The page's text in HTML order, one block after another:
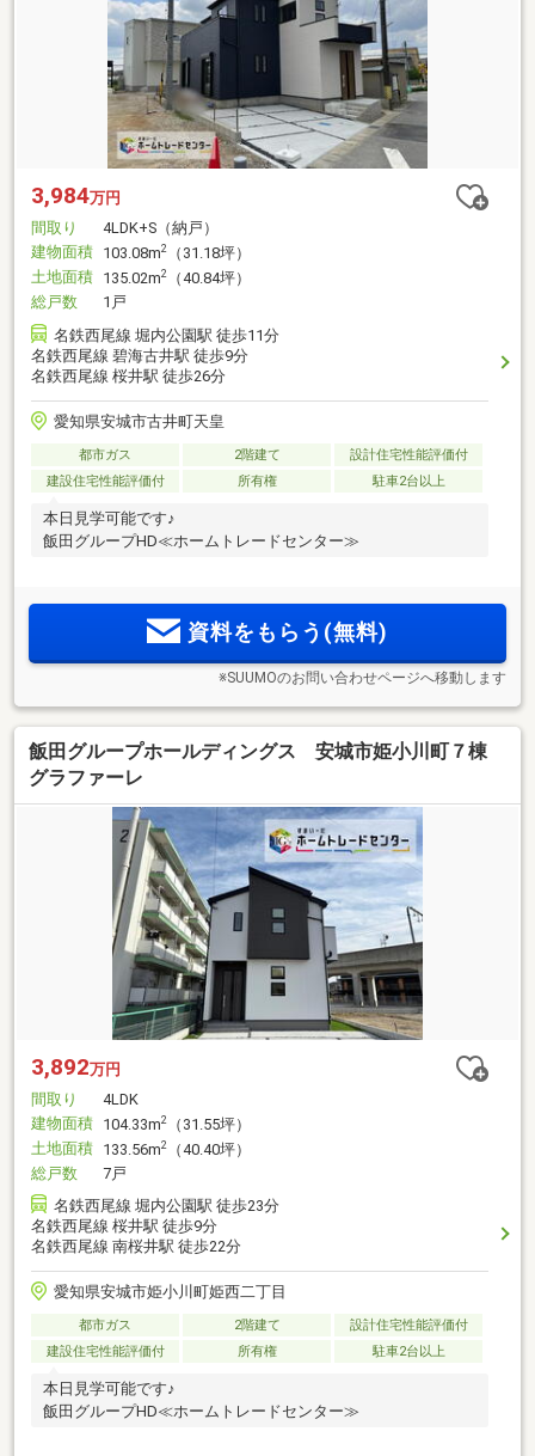
3,984万円
間取り
4LDK+S（納戸）
建物面積 103.08m2
（31.18坪）
土地面積 135.02m2
（40.84坪）
総戸数
1戸
名鉄西尾線 堀内公園駅 徒歩11分
名鉄西尾線 碧海古井駅 徒歩9分
名鉄西尾線 桜井駅 徒歩26分
愛知県安城市古井町天皇
都市ガス 2階建て
設計住宅性能評価付
建設住宅性能評価付
所有権 駐車2台以上
本日見学可能です♪
飯田グループHD≪ホームトレードセンター≫
資料をもらう(無料)
※SUUMOのお問い合わせページへ移動します
飯田グループホールディングス 安城市姫小川町７棟
グラファーレ
3,892万円
間取り
4LDK
建物面積 104.33m2
（31.55坪）
土地面積 133.56m2
（40.40坪）
総戸数
7戸
名鉄西尾線 堀内公園駅 徒歩23分
名鉄西尾線 桜井駅 徒歩9分
名鉄西尾線 南桜井駅 徒歩22分
愛知県安城市姫小川町姫西二丁目
都市ガス 2階建て
設計住宅性能評価付
建設住宅性能評価付
所有権 駐車2台以上
本日見学可能です♪
飯田グループHD≪ホームトレードセンター≫